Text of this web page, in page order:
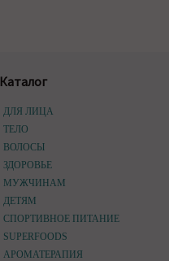
Каталог
ДЛЯ ЛИЦА
ТЕЛО
ВОЛОСЫ
ЗДОРОВЬЕ
МУЖЧИНАМ
ДЕТЯМ
СПОРТИВНОЕ ПИТАНИЕ
SUPERFOODS
АРОМАТЕРАПИЯ